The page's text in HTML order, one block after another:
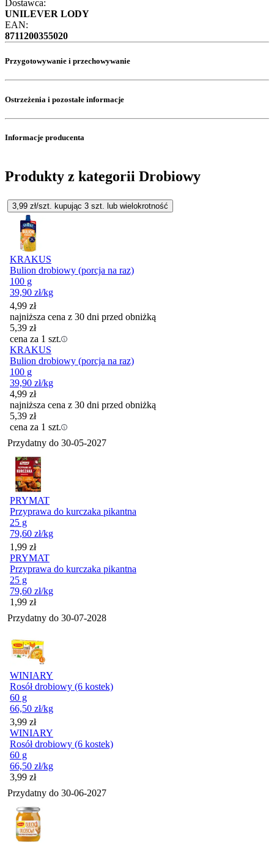
Dostawca:
UNILEVER LODY
EAN:
8711200355020
Przygotowywanie i przechowywanie
Ostrzeżenia i pozostałe informacje
Informacje producenta
Produkty z kategorii Drobiowy
3,99 zł/szt. kupując 3 szt. lub wielokrotność
KRAKUS
Bulion drobiowy (porcja na raz)
100 g
39,90 zł/kg
4,99 zł
najniższa cena z 30 dni przed obniżką
5,39 zł
cena za 1 szt.
KRAKUS
Bulion drobiowy (porcja na raz)
100 g
39,90 zł/kg
4,99 zł
najniższa cena z 30 dni przed obniżką
5,39 zł
cena za 1 szt.
Przydatny do 30-05-2027
PRYMAT
Przyprawa do kurczaka pikantna
25 g
79,60 zł/kg
Cena
1,99 zł
PRYMAT
Przyprawa do kurczaka pikantna
25 g
79,60 zł/kg
Cena
1,99 zł
Przydatny do 30-07-2028
WINIARY
Rosół drobiowy (6 kostek)
60 g
66,50 zł/kg
Cena
3,99 zł
WINIARY
Rosół drobiowy (6 kostek)
60 g
66,50 zł/kg
Cena
3,99 zł
Przydatny do 30-06-2027